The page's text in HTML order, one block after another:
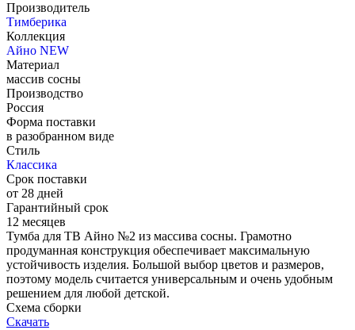
Производитель
Тимберика
Коллекция
Айно NEW
Материал
массив сосны
Производство
Россия
Форма поставки
в разобранном виде
Стиль
Классика
Срок поставки
от 28 дней
Гарантийный срок
12 месяцев
Тумба для ТВ Айно №2 из массива сосны. Грамотно
продуманная конструкция обеспечивает максимальную
устойчивость изделия. Большой выбор цветов и размеров,
поэтому модель считается универсальным и очень удобным
решением для любой детской.
Схема сборки
Скачать